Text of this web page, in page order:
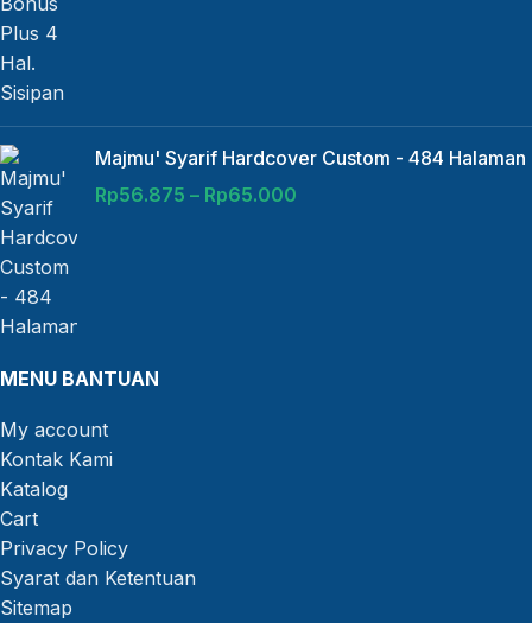
Majmu' Syarif Hardcover Custom - 484 Halaman
Rp56.875 – Rp65.000
MENU BANTUAN
My account
Kontak Kami
Katalog
Cart
Privacy Policy
Syarat dan Ketentuan
Sitemap